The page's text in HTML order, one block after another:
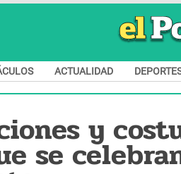
ACTUALIDAD
y
se